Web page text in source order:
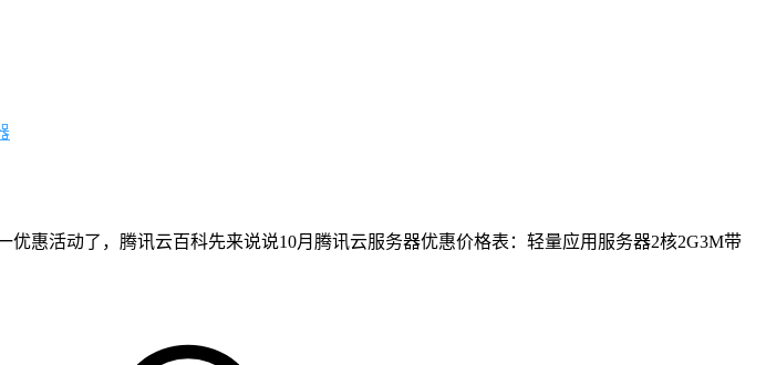
惠活动了，腾讯云百科先来说说10月腾讯云服务器优惠价格表：轻量应用服务器2核2G3M带